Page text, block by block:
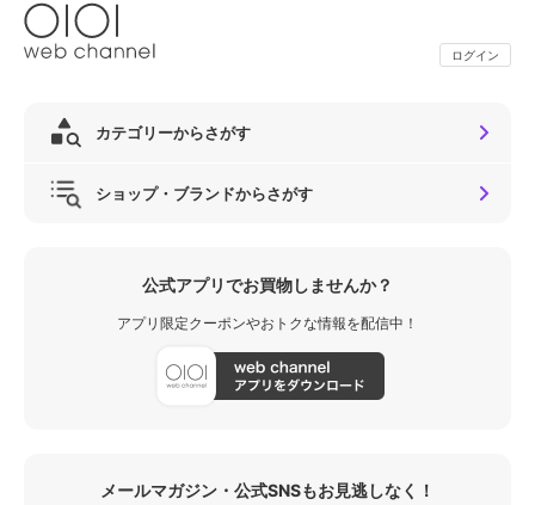
ログイン
カテゴリーからさがす
ショップ・ブランドからさがす
公式アプリでお買物しませんか？
アプリ限定クーポンやおトクな情報を配信中！
メールマガジン・公式SNSもお見逃しなく！